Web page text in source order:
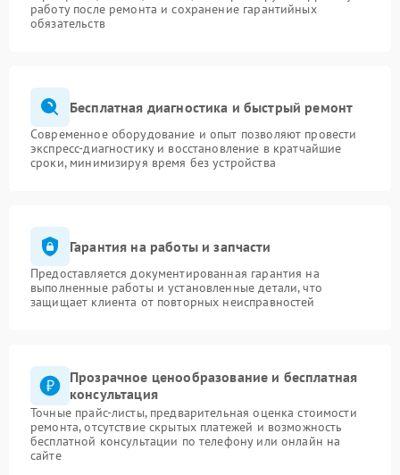
работу после ремонта и сохранение гарантийных
обязательств
Бесплатная диагностика и быстрый ремонт
Современное оборудование и опыт позволяют провести
экспресс-диагностику и восстановление в кратчайшие
сроки, минимизируя время без устройства
Гарантия на работы и запчасти
Предоставляется документированная гарантия на
выполненные работы и установленные детали, что
защищает клиента от повторных неисправностей
Прозрачное ценообразование и бесплатная
консультация
Точные прайс-листы, предварительная оценка стоимости
ремонта, отсутствие скрытых платежей и возможность
бесплатной консультации по телефону или онлайн на
сайте